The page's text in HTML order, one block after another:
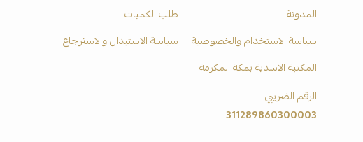
المدونة
طلب الكميات
سياسة الاستخدام والخصوصية
سياسة الاستبدال والاسترجاع
المكتبة الاسدية بمكة المكرمة
الرقم الضريبي
311289860300003